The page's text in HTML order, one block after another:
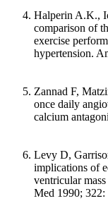
Halperin A.K.,
comparison of
exercise
hypertension.
Zannad F,
once daily
calcium
Levy D,
implications of
ventricular
Med 1990; 322: